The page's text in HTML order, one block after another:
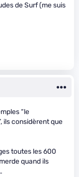
de Surf (me suis
“le
ils considèrent que
toutes les 600
quand ils